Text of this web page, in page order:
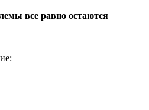
все равно остаются